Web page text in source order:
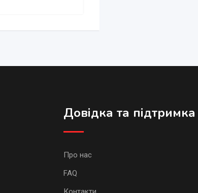
Довідка та підтримка
Про нас
FAQ